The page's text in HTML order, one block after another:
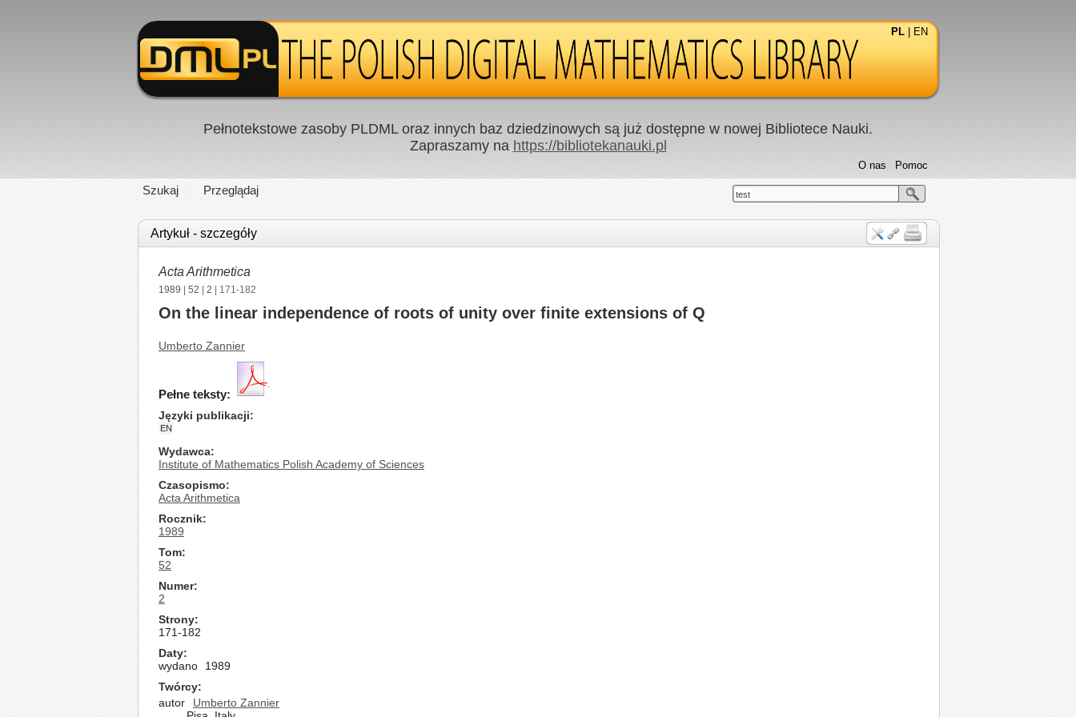
PL EN
Pełnotekstowe zasoby PLDML oraz innych baz dziedzinowych są już dostępne w nowej Bibliotece Nauki.
Zapraszamy na https://bibliotekanauki.pl
Szukaj Przeglądaj
Pomoc
O nas
test
Artykuł - szczegóły
Acta Arithmetica
1989 52 2 | 171-182
On the linear independence of roots of unity over finite extensions of Q
Umberto Zannier
Pełne teksty:
Języki publikacji
EN
Wydawca
Institute of Mathematics Polish Academy of Sciences
Czasopismo
Acta Arithmetica
Rocznik
1989
Tom
52
Numer
2
Strony
171-182
Daty
wydano
1989
Twórcy
autor
Umberto Zannier